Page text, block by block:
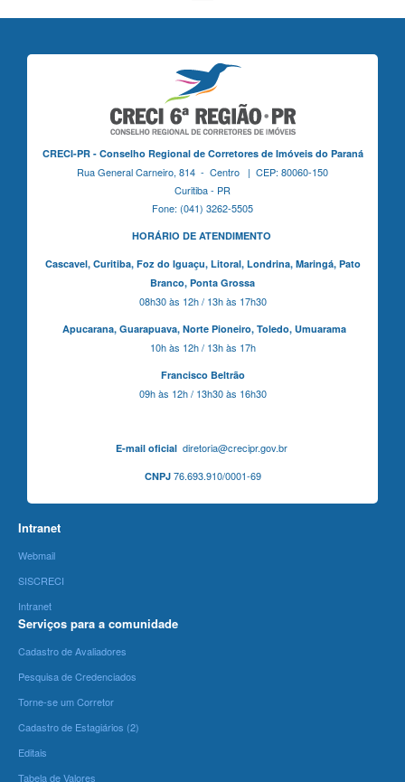
CRECI-PR - Conselho Regional de Corretores de Imóveis do Paraná
Rua General Carneiro, 814 - Centro | CEP: 80060-150
Curitiba - PR
Fone: (041) 3262-5505
HORÁRIO DE ATENDIMENTO
Cascavel, Curitiba,Foz do Iguaçu, Litoral, Londrina, Maringá, Pato
Branco, Ponta Grossa
08h30 às 12h / 13h às 17h30
Apucarana, Guarapuava, Norte Pioneiro, Toledo, Umuarama
10h às 12h / 13h às 17h
Francisco Beltrão
09h às 12h / 13h30 às 16h30
E-mail oficialdiretoria@crecipr.gov.br
CNPJ76.693.910/0001-69
Intranet
Webmail
SISCRECI
Intranet
Serviços para a comunidade
Cadastro de Avaliadores
Pesquisa de Credenciados
Torne-se um Corretor
Cadastro de Estagiários (2)
Editais
Tabela de Valores